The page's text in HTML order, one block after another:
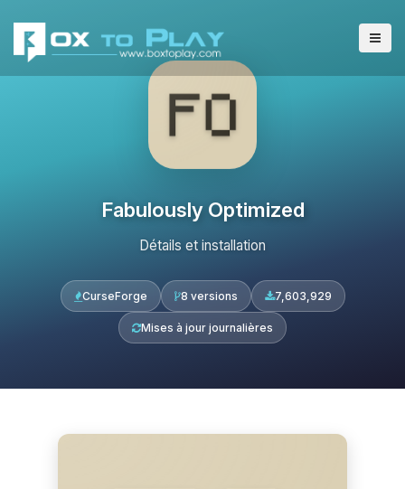
Fabulously Optimized
Détails et installation
CurseForge 8 versions 7,603,929
Mises à jour journalières